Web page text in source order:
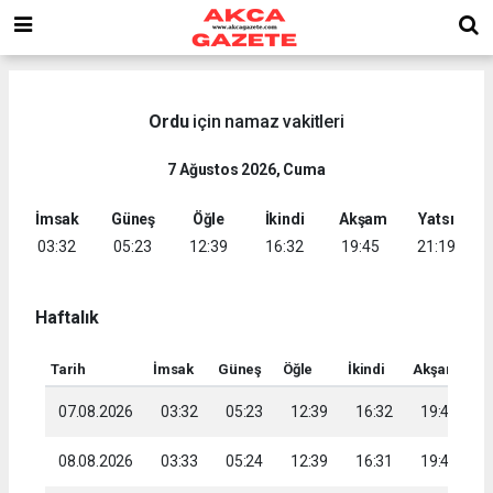
Orduiçin namaz vakitleri
7 Ağustos 2026, Cuma
İmsak
03:32
Güneş
05:23
Öğle
12:39
İkindi
16:32
Akşam
19:45
Yatsı
21:19
Haftalık
Tarih İmsak Güneş Öğle İkindi Akşam
07.08.2026 03:32 05:23 12:39 16:32 19:45
08.08.2026 03:33 05:24 12:39 16:31 19:44